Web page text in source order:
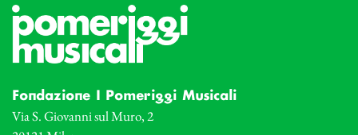
Fondazione I Pomeriggi Musicali
Via S. Giovanni sul Muro, 2